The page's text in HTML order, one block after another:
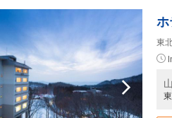
用する 3 +29,900円
伊丹)
山形
17:35
4 +0円
ホ
東